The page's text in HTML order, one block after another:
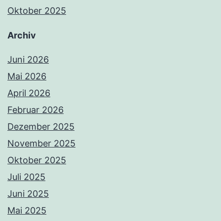
Oktober 2025
Archiv
Juni 2026
Mai 2026
April 2026
Februar 2026
Dezember 2025
November 2025
Oktober 2025
Juli 2025
Juni 2025
Mai 2025